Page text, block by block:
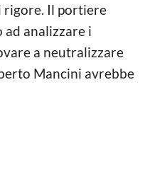
rigore. Il portiere
ad analizzare i
a neutralizzare
Mancini avrebbe